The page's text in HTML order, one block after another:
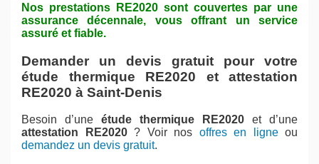
Nos prestations RE2020 sont couvertes par une
assurance décennale, vous offrant un service
assuré et fiable.
Demander un devis gratuit pour votre
étude thermique RE2020 et attestation
RE2020 à Saint-Denis
Besoin d’une étude thermique RE2020 et d’une
attestation RE2020? Voir nos offres en ligneou
demandez un devis gratuit.